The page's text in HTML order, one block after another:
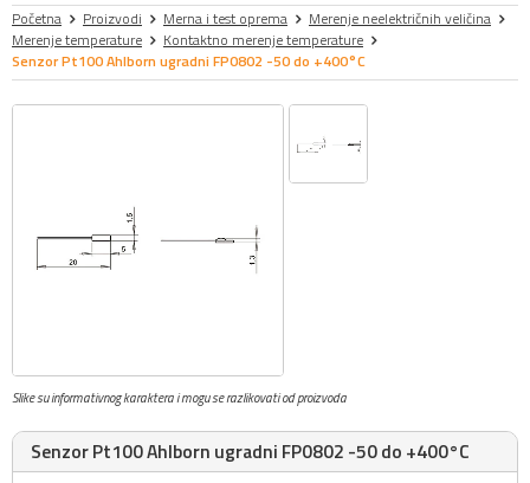
Početna Proizvodi Merna i test oprema
Merenje neelektričnih veličina
Merenje temperature
Kontaktno merenje temperature
Senzor Pt100 Ahlborn ugradni FP0802 -50 do +400°C
Slike su informativnog karaktera i mogu se razlikovati od proizvoda
Senzor Pt100 Ahlborn ugradni FP0802 -50 do +400°C